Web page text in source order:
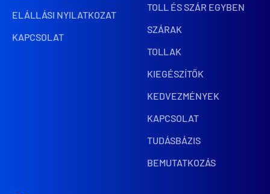
ELÁLLÁSI NYILATKOZAT
KAPCSOLAT
TOLL ÉS SZÁR EGYBEN
SZÁRAK
TOLLAK
KIEGÉSZÍTŐK
KEDVEZMÉNYEK
KAPCSOLAT
TUDÁSBÁZIS
BEMUTATKOZÁS